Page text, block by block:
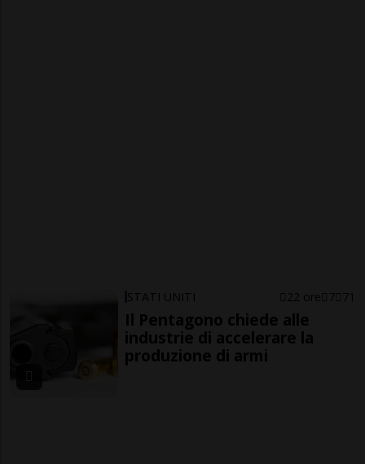
STATI UNITI 22 ore 7 71
Il Pentagono chiede alle
industrie di accelerare la
produzione di armi